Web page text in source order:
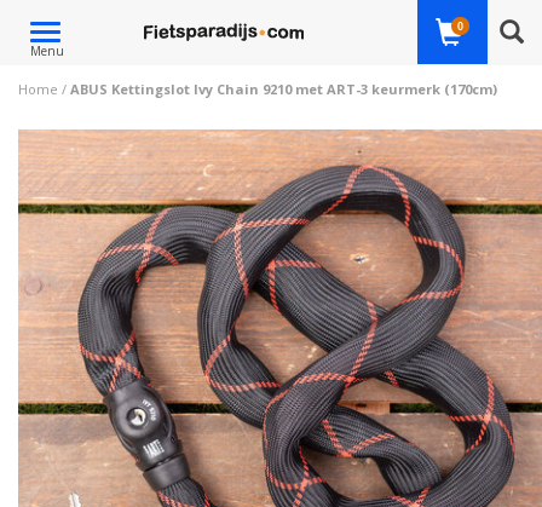
Toggle
navigation
Menu
0
Home / ABUS Kettingslot Ivy Chain 9210 met ART-3 keurmerk (170cm)